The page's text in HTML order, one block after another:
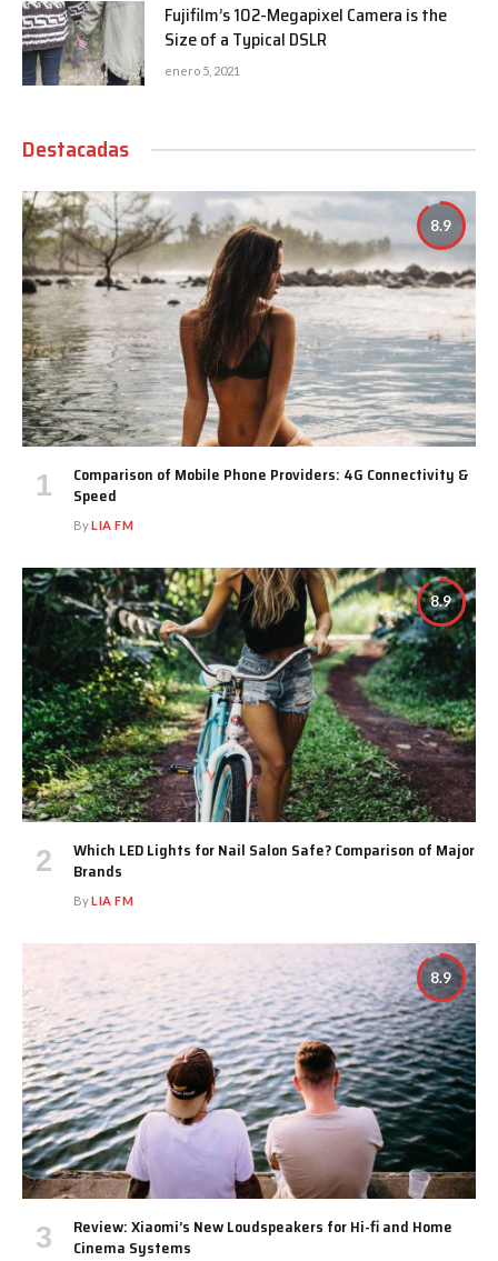
Fujifilm’s 102-Megapixel Camera is the
Size of a Typical DSLR
enero 5, 2021
Destacadas
8.9
Comparison of Mobile Phone Providers: 4G Connectivity &
Speed
ByLIA FM
8.9
Which LED Lights for Nail Salon Safe? Comparison of Major
Brands
ByLIA FM
8.9
Review: Xiaomi’s New Loudspeakers for Hi-fi and Home
Cinema Systems